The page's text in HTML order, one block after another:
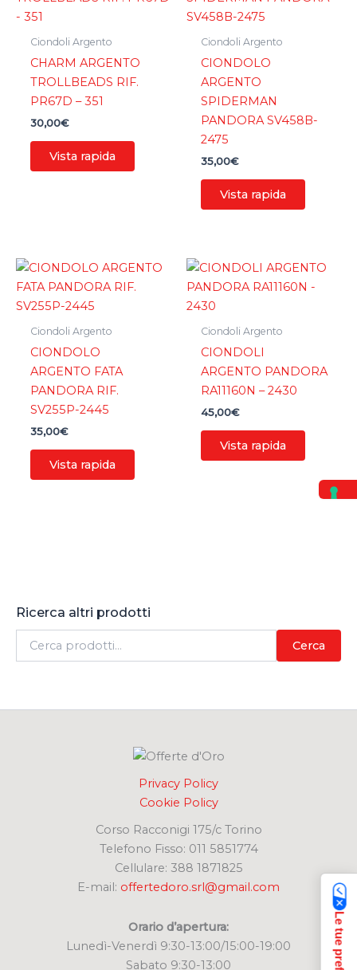
Ricerca altri prodotti
Cerca
Ciondoli Argento
CHARM ARGENTO
TROLLBEADS RIF.
PR67D – 351
30,00€
Vista rapida
Ciondoli Argento
CIONDOLO
ARGENTO
SPIDERMAN
PANDORA SV458B-
2475
35,00€
Vista rapida
Ciondoli Argento
CIONDOLO
ARGENTO FATA
PANDORA RIF.
SV255P-2445
35,00€
Vista rapida
Ciondoli Argento
CIONDOLI
ARGENTO PANDORA
RA11160N – 2430
45,00€
Vista rapida
Privacy Policy
Cookie Policy
Corso Racconigi 175/c Torino
Telefono Fisso: 011 5851774
Cellulare: 388 1871825
E-mail: offertedoro.srl@gmail.com
Orario d’apertura:
Lunedì-Venerdì 9:30-13:00/15:00-19:00
Sabato 9:30-13:00